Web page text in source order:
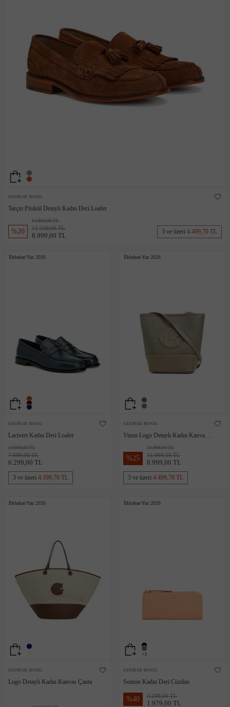
GEORGE HOGG
Tarçın Püskül Detaylı Kadın Deri Loafer
%20
14.999,00 TL
11.249,00 TL
8.999,00 TL 3 ve üzeri 4.499,70 TL
İlkbahar/Yaz 2026
GEORGE HOGG
Lacivert Kadın Deri Loafer
13.999,00 TL
7.699,00 TL
6.299,00 TL
3 ve üzeri 4.199,70 TL
İlkbahar/Yaz 2026
GEORGE HOGG
Vizon Logo Detaylı Kadın Kanvas
%25
14.999,00 TL
11.999,00 TL
8.999,00 TL
3 ve üzeri 4.499,70 TL
İlkbahar/Yaz 2026
GEORGE HOGG
Logo Detaylı Kadın Kanvas Çanta
+2
İlkbahar/Yaz 2026
GEORGE HOGG
Somon Kadın Deri Cüzdan
%40 3.299,00 TL
1.979,00 TL